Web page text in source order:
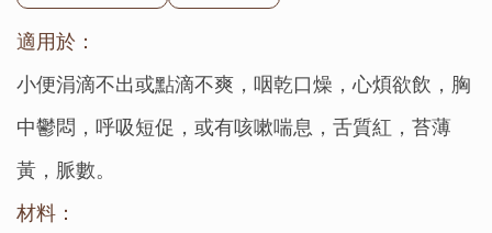
適用於：
小便涓滴不出或點滴不爽，咽乾口燥，心煩欲飲，胸
中鬱悶，呼吸短促，或有咳嗽喘息，舌質紅，苔薄
黃，脈數。
材料：